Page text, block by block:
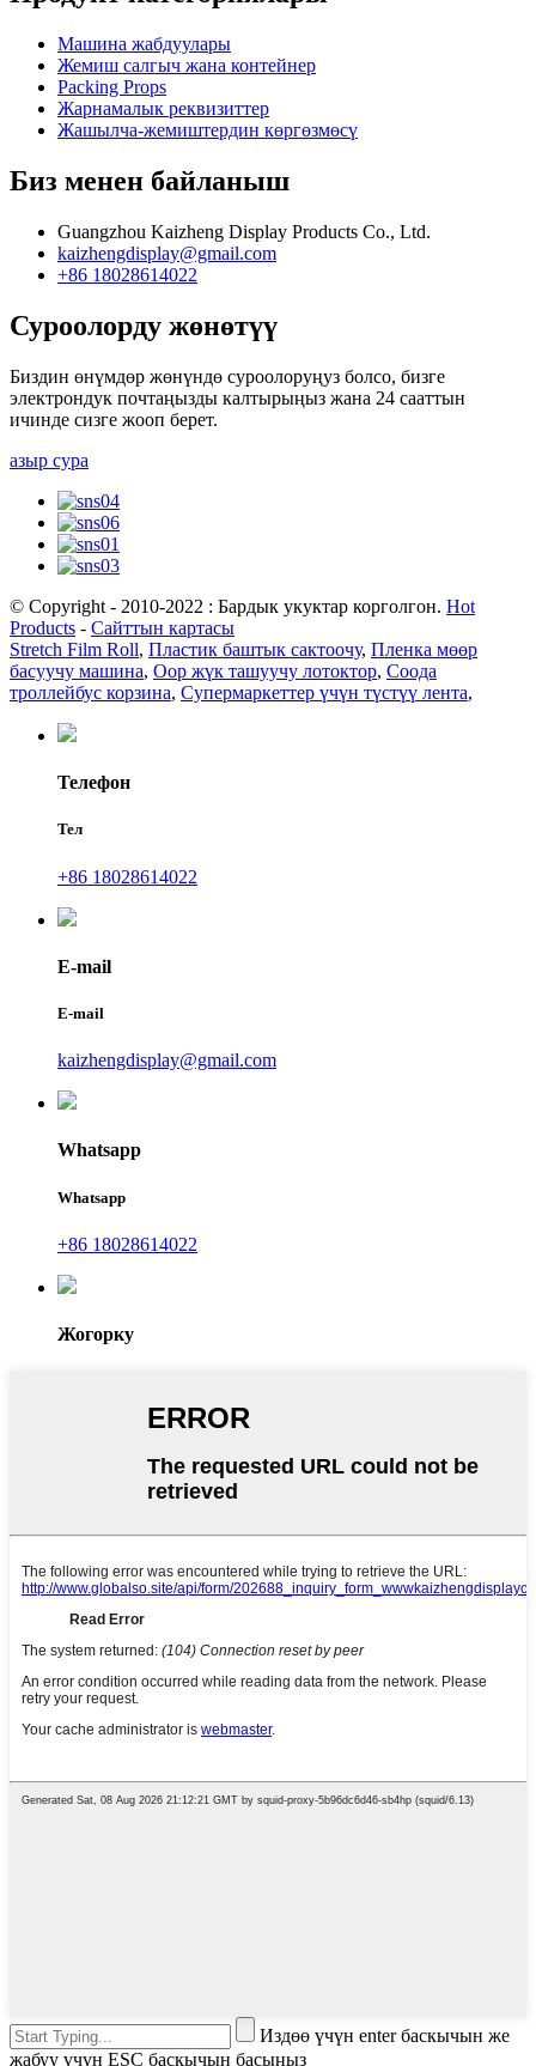
Машина жабдуулары
Жемиш салгыч жана контейнер
Packing Props
Жарнамалык реквизиттер
Жашылча-жемиштердин көргөзмөсү
Биз менен байланыш
Guangzhou Kaizheng Display Products Co., Ltd.
kaizhengdisplay@gmail.com
+86 18028614022
Суроолорду жөнөтүү
Биздин өнүмдөр жөнүндө суроолоруңуз болсо, бизге
электрондук почтаңызды калтырыңыз жана 24 сааттын
ичинде сизге жооп берет.
азыр сура
© Copyright - 2010-2022 : Бардык укуктар корголгон. Hot
Products - Сайттын картасы
Stretch Film Roll, Пластик баштык сактоочу, Пленка мөөр
басуучу машина, Оор жүк ташуучу лотоктор, Соода
троллейбус корзина, Супермаркеттер үчүн түстүү лента,
Телефон
Тел
+86 18028614022
E-mail
E-mail
kaizhengdisplay@gmail.com
Whatsapp
Whatsapp
+86 18028614022
Жогорку
Издөө үчүн enter баскычын же
жабуу үчүн ESC баскычын басыңыз